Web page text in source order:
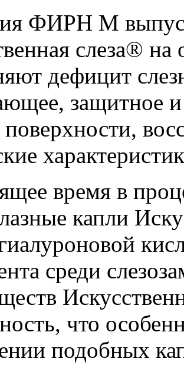
ФИРН М
слеза®
дефицит
защитное
поверхности,
время в
капли
среди
что
подобных